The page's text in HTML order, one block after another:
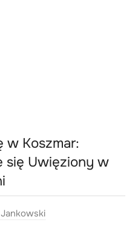
w Koszmar:
się Uwięziony w